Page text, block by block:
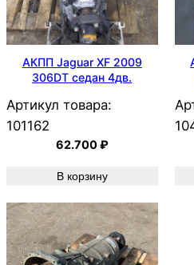
АКПП Jaguar XF 2009
306DT седан 4дв.
Артикул товара:
101162
62.700₽
В корзину